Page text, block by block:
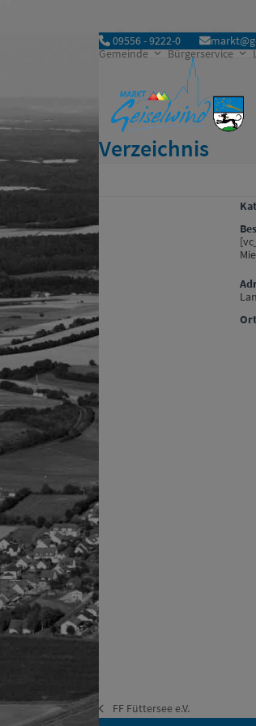
09556 - 9222-0
Gemeinde
Bürgerservice
Verzeichnis
Ort
vorheriger
FF Füttersee e.V.